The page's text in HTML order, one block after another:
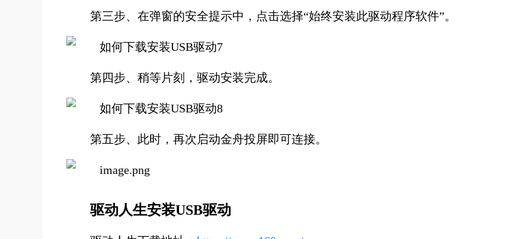
第三步、在弹窗的安全提示中，点击选择“始终安装此驱动程序软件”。
第四步、稍等片刻，驱动安装完成。
第五步、此时，再次启动金舟投屏即可连接。
驱动人生安装USB驱动